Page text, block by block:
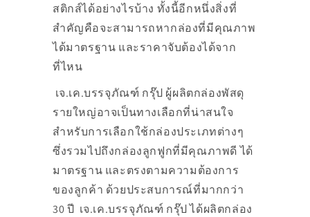
สติกส์ได้อย่างไรบ้าง ทั้งนี้อีกหนึ่งสิ่งที่
สำคัญคือจะสามารถหากล่องที่มีคุณภาพ
ได้มาตรฐาน และราคาจับต้องได้จาก
ที่ไหน
เจ.เค.บรรจุภัณฑ์ กรุ๊ป ผู้ผลิตกล่องพัสดุ
รายใหญ่อาจเป็นทางเลือกที่น่าสนใจ
สำหรับการเลือกใช้กล่องประเภทต่างๆ
ซึ่งรวมไปถึงกล่องลูกฟูกที่มีคุณภาพดี ได้
มาตรฐาน และตรงตามความต้องการ
ของลูกค้า ด้วยประสบการณ์ที่มากกว่า
30 ปี เจ.เค.บรรจุภัณฑ์ กรุ๊ป ได้ผลิตกล่อง